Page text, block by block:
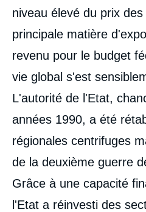
niveau élevé du prix
principale matière
revenu pour le budget
vie global s'est
L'autorité de l'Etat,
années 1990, a été
régionales centrifuges
de la deuxième guerre
Grâce à une capacité
l'Etat a réinvesti des